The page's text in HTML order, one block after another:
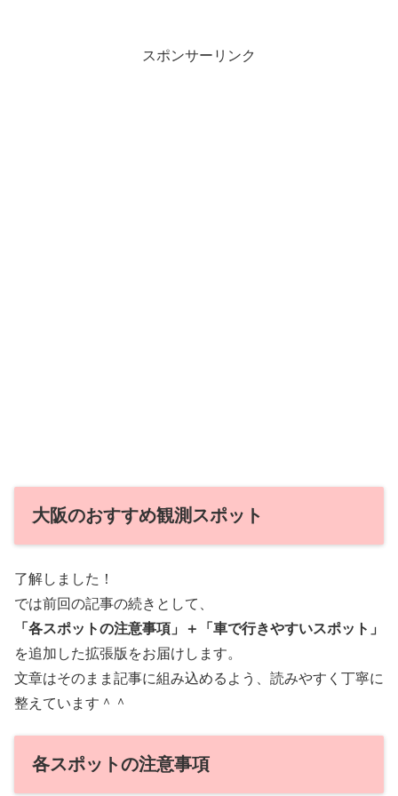
スポンサーリンク
大阪のおすすめ観測スポット
了解しました！
では前回の記事の続きとして、
「各スポットの注意事項」＋「車で行きやすいスポット」
を追加した拡張版をお届けします。
文章はそのまま記事に組み込めるよう、読みやすく丁寧に
整えています＾＾
各スポットの注意事項